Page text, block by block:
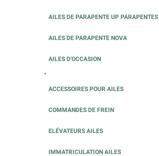
AILES DE PARAPENTE UP PARAPENTES
AILES DE PARAPENTE NOVA
AILES D'OCCASION
+
ACCESSOIRES POUR AILES
COMMANDES DE FREIN
ELÉVATEURS AILES
IMMATRICULATION AILES